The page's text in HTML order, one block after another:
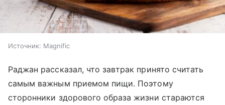
Источник: Magnific
Раджан рассказал, что завтрак принято считать
самым важным приемом пищи. Поэтому
сторонники здорового образа жизни стараются